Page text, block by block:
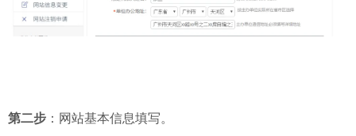
第二步 ：网站基本信息填写。